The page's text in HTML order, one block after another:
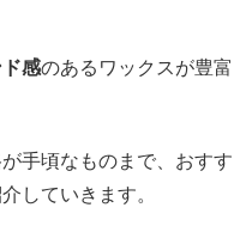
ド感のある ワックスが豊富
手頃なものまで、おすす
していきます。